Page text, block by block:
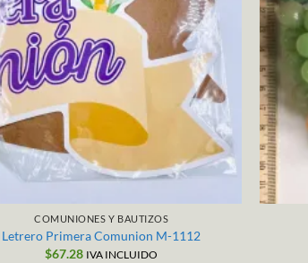
COMUNIONES Y BAUTIZOS
Letrero Primera Comunion M-1112
$67.28 IVA INCLUIDO